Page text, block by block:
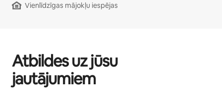
Vienlīdzīgas mājokļu iespējas
Atbildes uz jūsu
jautājumiem